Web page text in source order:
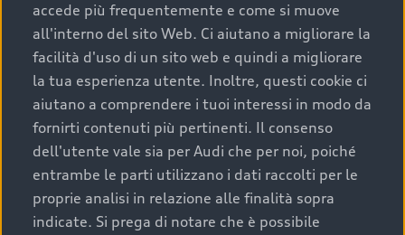
cronologia dei tagliandi: una documentazione
completa della vettura certifica una manutenzione
costante e accurata;
condizioni della carrozzeria e degli interni: una
buona conservazione evidenzia cura e attenzione del
precedente proprietario;
efficienza meccanica: motore, trasmissione e
componenti principali in ottimo stato garantiscono
prestazioni affidabili e sicure.
accede più frequentemente e come si muove
all'interno del sito Web. Ci aiutano a migliorare la
facilità d'uso di un sito web e quindi a migliorare
la tua esperienza utente. Inoltre, questi cookie ci
aiutano a comprendere i tuoi interessi in modo da
fornirti contenuti più pertinenti. Il consenso
dell'utente vale sia per Audi che per noi, poiché
entrambe le parti utilizzano i dati raccolti per le
proprie analisi in relazione alle finalità sopra
indicate. Si prega di notare che è possibile